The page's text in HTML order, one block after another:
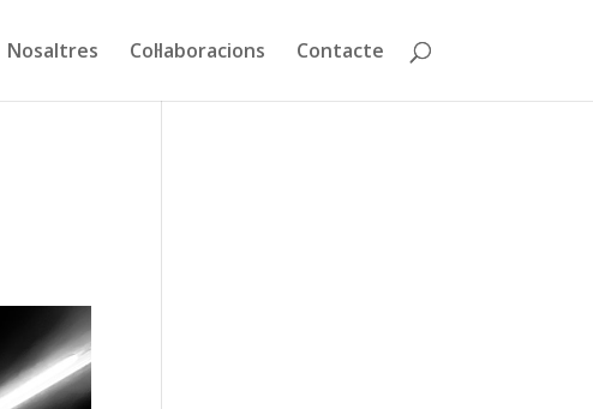
Nosaltres Col·laboracions Contacte